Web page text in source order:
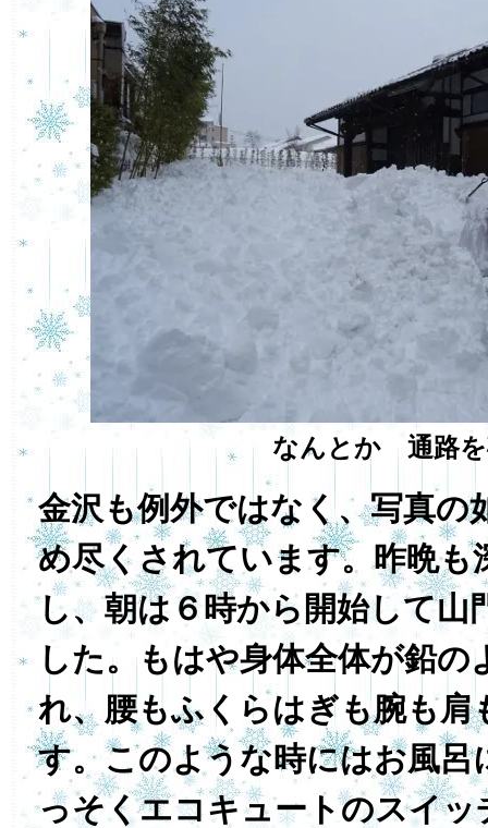
なんとか 通路を
金沢も例外ではなく、写真の
め尽くされています。昨晩も
し、朝は６時から開始して山
した。もはや身体全体が鉛の
れ、腰もふくらはぎも腕も肩
す。このような時にはお風呂
っそくエコキュートのスイッ